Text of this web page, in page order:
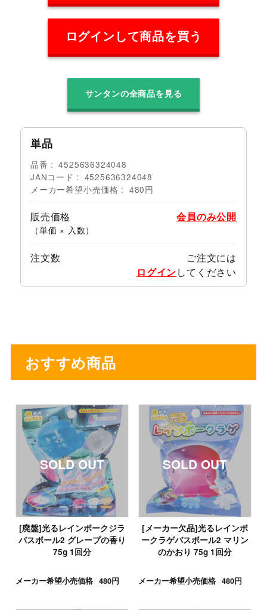
ログインして商品を買う
サンタンの全商品を見る
単品
品番
4525636324048
JANコード
4525636324048
メーカー希望小売価格
480円
販売価格
（単価 × 入数）
会員のみ公開
注文数
ご注文には
ログインしてください
おすすめ商品
[廃盤]光るレインボークジラ
バスボール2 グレープの香り
75g 1回分
メーカー希望小売価格 480円
[メーカー欠品]光るレインボ
ークラゲバスボール2 マリン
のかおり 75g 1回分
メーカー希望小売価格 480円